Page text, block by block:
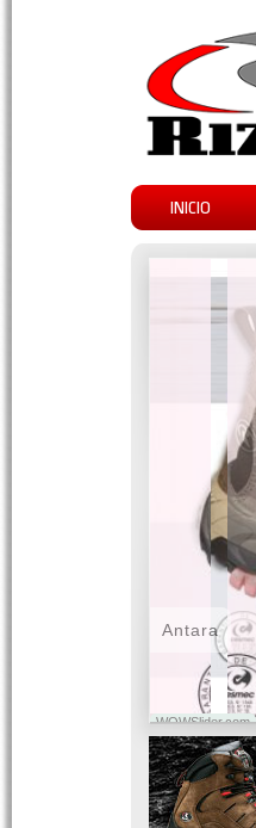
INICIO
WOWSlider.com
Antara